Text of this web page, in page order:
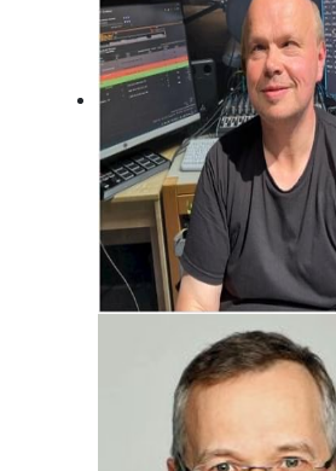
Der wird wohl nie
auch gar nicht!